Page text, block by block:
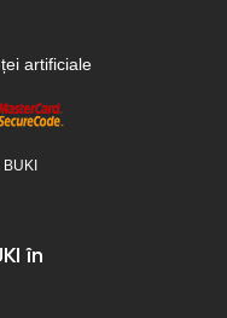
artificiale
în